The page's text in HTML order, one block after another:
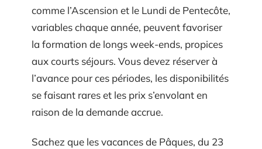
comme l’Ascension et le Lundi de Pentecôte,
variables chaque année, peuvent favoriser
la formation de longs week-ends, propices
aux courts séjours. Vous devez réserver à
l’avance pour ces périodes, les disponibilités
se faisant rares et les prix s’envolant en
raison de la demande accrue.
Sachez que les vacances de Pâques, du 23